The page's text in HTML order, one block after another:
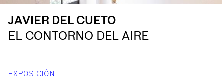
JAVIER DEL CUETO
EL CONTORNO DEL AIRE
EXPOSICIÓN